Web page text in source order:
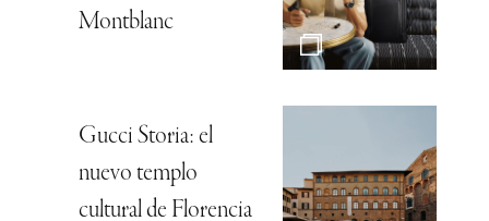
Montblanc
Gucci Storia: el
nuevo templo
cultural de Florencia